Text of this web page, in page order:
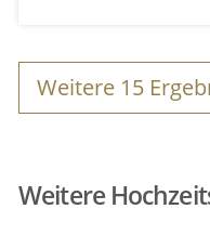
Weitere 15
Weitere